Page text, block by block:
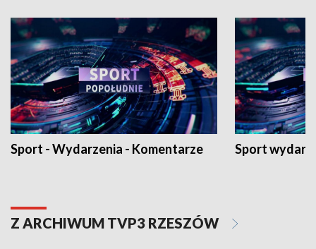
Sport - Wydarzenia - Komentarze Sport
Z ARCHIWUM TVP3 RZESZÓW